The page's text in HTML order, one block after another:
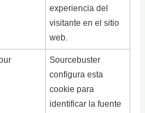
experiencia del
visitante en el sitio
web.
Sourcebuster
configura esta
cookie para
identificar la fuente